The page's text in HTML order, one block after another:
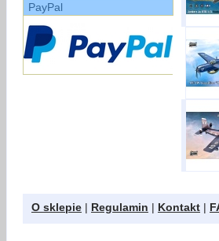
PayPal
O sklepie | Regulamin | Kontakt |